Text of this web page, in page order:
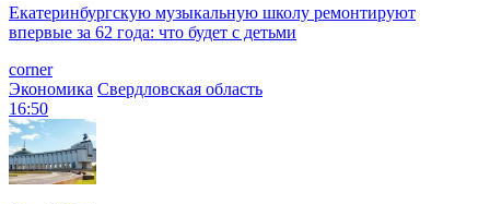
Екатеринбургскую музыкальную школу ремонтируют
впервые за 62 года: что будет с детьми
corner
Экономика Свердловская область
16:50